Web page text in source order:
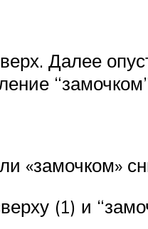
Далее
«замочком»
(1) и